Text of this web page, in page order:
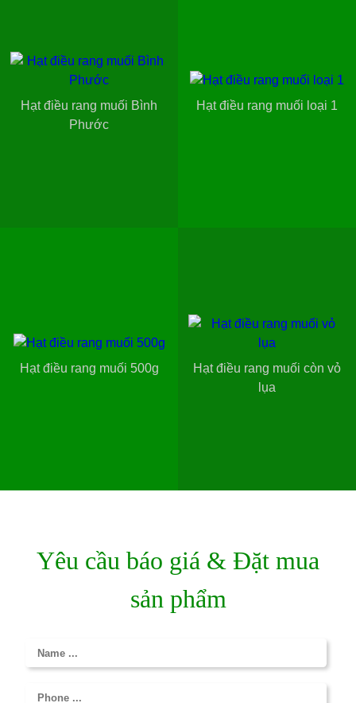
Hạt điều rang muối Bình
Phước
Hạt điều rang muối loại 1
Hạt điều rang muối 500g
Hạt điều rang muối còn vỏ
lụa
Yêu cầu báo giá & Đặt mua
sản phẩm